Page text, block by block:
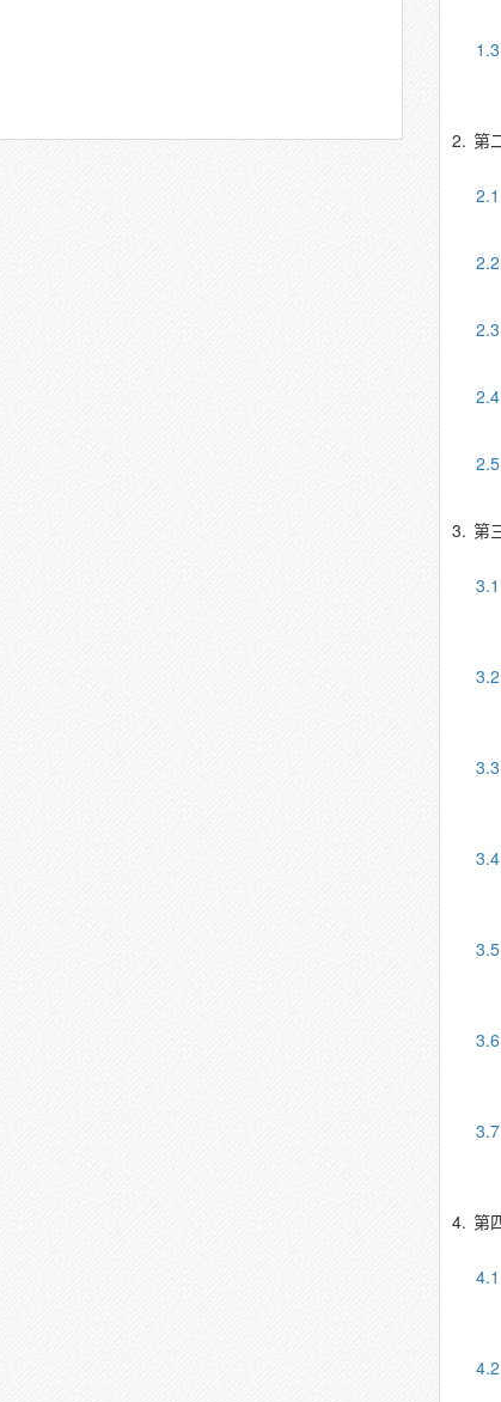
1.3
2. 第
2.1
2.2
2.3
2.4
2.5
3. 第
3.1
3.2
3.3
3.4
3.5
3.6
3.7
4. 第
4.1
4.2